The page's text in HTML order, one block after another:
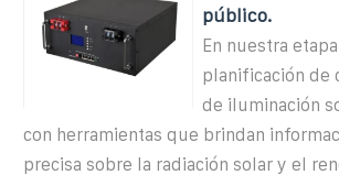
público.
En nuestra
planificación de
de iluminación
con herramientas que brindan
precisa sobre la radiación solar y el